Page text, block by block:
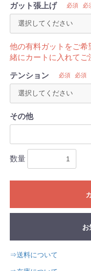
ガット張上げ 必須 必
他の有料ガットをご
緒にカートに入れてご
テンション
必須 必須
その他
数量
お
⇒送料について